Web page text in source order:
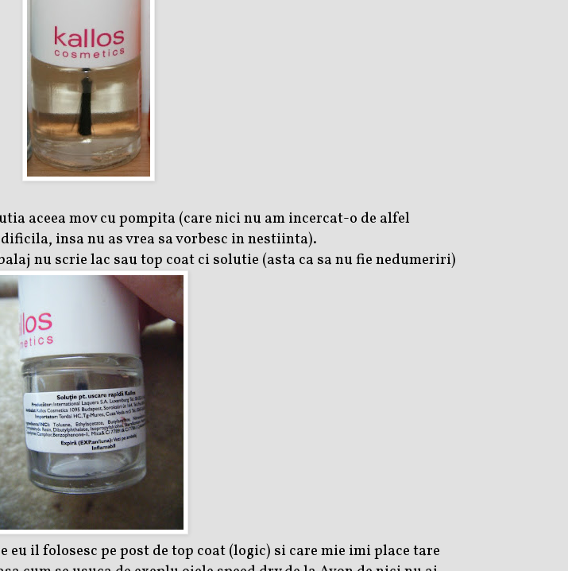
aceea mov cu pompita (care nici nu am incercat-o de alfel
insa nu as vrea sa vorbesc in nestiinta).
nu scrie lac sau top coat ci solutie (asta ca sa nu fie nedumeriri)
eu il folosesc pe post de top coat (logic) si care mie imi place tare